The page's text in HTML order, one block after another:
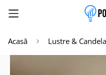
Acasă Lustre &